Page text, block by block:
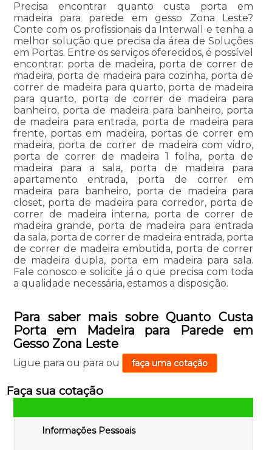
Precisa encontrar quanto custa porta em
madeira para parede em gesso Zona Leste?
Conte com os profissionais da Interwall e tenha a
melhor solução que precisa da área de Soluções
em Portas. Entre os serviços oferecidos, é possível
encontrar: porta de madeira, porta de correr de
madeira, porta de madeira para cozinha, porta de
correr de madeira para quarto, porta de madeira
para quarto, porta de correr de madeira para
banheiro, porta de madeira para banheiro, porta
de madeira para entrada, porta de madeira para
frente, portas em madeira, portas de correr em
madeira, porta de correr de madeira com vidro,
porta de correr de madeira 1 folha, porta de
madeira para a sala, porta de madeira para
apartamento entrada, porta de correr em
madeira para banheiro, porta de madeira para
closet, porta de madeira para corredor, porta de
correr de madeira interna, porta de correr de
madeira grande, porta de madeira para entrada
da sala, porta de correr de madeira entrada, porta
de correr de madeira embutida, porta de correr
de madeira dupla, porta em madeira para sala.
Fale conosco e solicite já o que precisa com toda
a qualidade necessária, estamos a disposição.
Para saber mais sobre Quanto Custa
Porta em Madeira para Parede em
Gesso Zona Leste
Ligue para ou para ou faça uma cotação
Faça sua cotação
Informações Pessoais